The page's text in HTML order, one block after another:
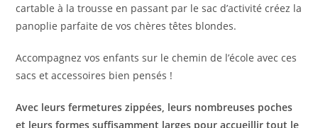
cartable à la trousse en passant par le sac d’activité créez la
panoplie parfaite de vos chères têtes blondes.
Accompagnez vos enfants sur le chemin de l’école avec ces
sacs et accessoires bien pensés !
Avec leurs fermetures zippées, leurs nombreuses poches
et leurs formes suffisamment larges pour accueillir tout le